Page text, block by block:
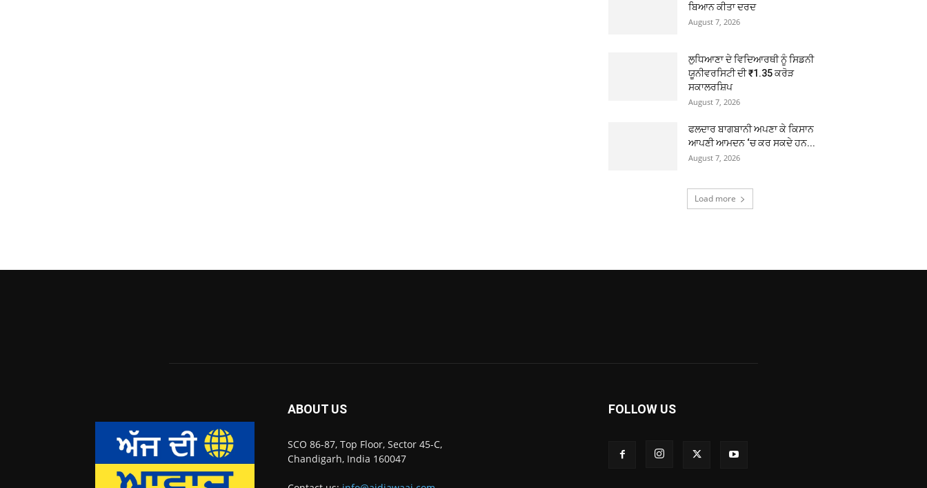
ਬਿਆਨ ਕੀਤਾ ਦਰਦ
August 7, 2026
ਲੁਧਿਆਣਾ ਦੇ ਵਿਦਿਆਰਥੀ ਨੂੰ ਸਿਡਨੀ
ਯੂਨੀਵਰਸਿਟੀ ਦੀ ₹1.35 ਕਰੋੜ
ਸਕਾਲਰਸ਼ਿਪ
August 7, 2026
ਫਲਦਾਰ ਬਾਗਬਾਨੀ ਅਪਣਾ ਕੇ ਕਿਸਾਨ
ਆਪਣੀ ਆਮਦਨ ‘ਚ ਕਰ ਸਕਦੇ ਹਨ...
August 7, 2026
Load more
ABOUT US
SCO 86-87, Top Floor, Sector 45-C,
Chandigarh, India 160047
FOLLOW US